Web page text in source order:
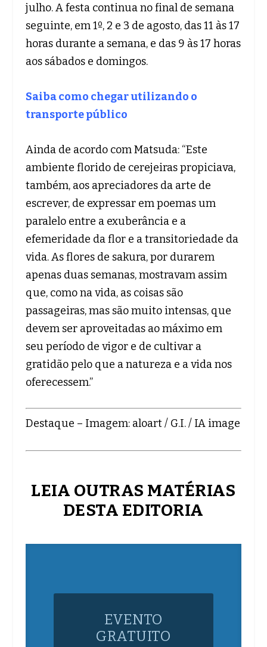
julho. A festa continua no final de semana
seguinte, em 1º, 2 e 3 de agosto, das 11 às 17
horas durante a semana, e das 9 às 17 horas
aos sábados e domingos.
Saiba como chegar utilizando o
transporte público
Ainda de acordo com Matsuda: “Este
ambiente florido de cerejeiras propiciava,
também, aos apreciadores da arte de
escrever, de expressar em poemas um
paralelo entre a exuberância e a
efemeridade da flor e a transitoriedade da
vida. As flores de sakura, por durarem
apenas duas semanas, mostravam assim
que, como na vida, as coisas são
passageiras, mas são muito intensas, que
devem ser aproveitadas ao máximo em
seu período de vigor e de cultivar a
gratidão pelo que a natureza e a vida nos
oferecessem.”
Destaque – Imagem: aloart / G.I. / IA image
LEIA OUTRAS MATÉRIAS
DESTA EDITORIA
GRATUITO
CELEBRA